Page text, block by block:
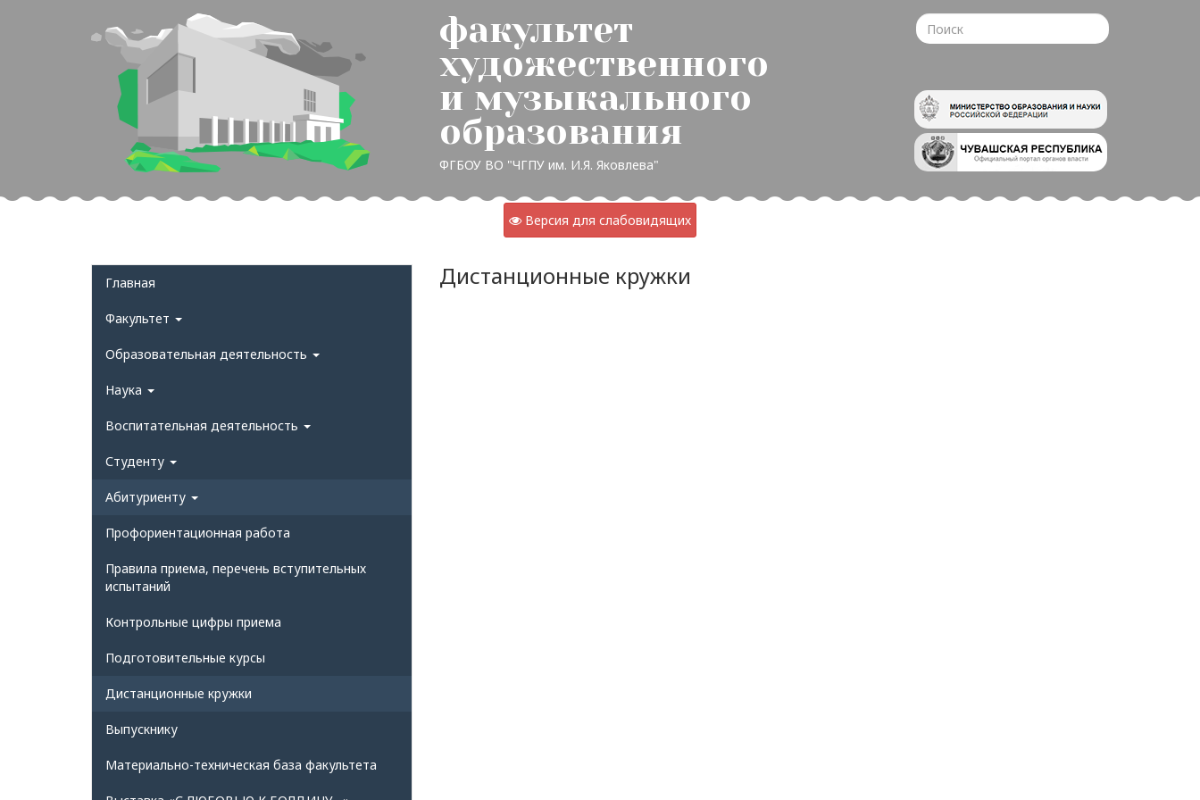
факультет
художественного
и музыкального
образования
ФГБОУ ВО "ЧГПУ им. И.Я. Яковлева"
Версия для слабовидящих
Главная
Факультет
Образовательная деятельность
Наука
Воспитательная деятельность
Студенту
Абитуриенту
Профориентационная работа
Правила приема, перечень вступительных
испытаний
Контрольные цифры приема
Подготовительные курсы
Дистанционные кружки
Выпускнику
Материально-техническая база факультета
Дистанционные кружки